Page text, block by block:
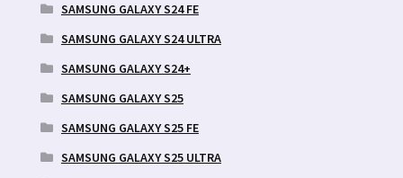
SAMSUNG GALAXY S24 FE
SAMSUNG GALAXY S24 ULTRA
SAMSUNG GALAXY S24+
SAMSUNG GALAXY S25
SAMSUNG GALAXY S25 FE
SAMSUNG GALAXY S25 ULTRA